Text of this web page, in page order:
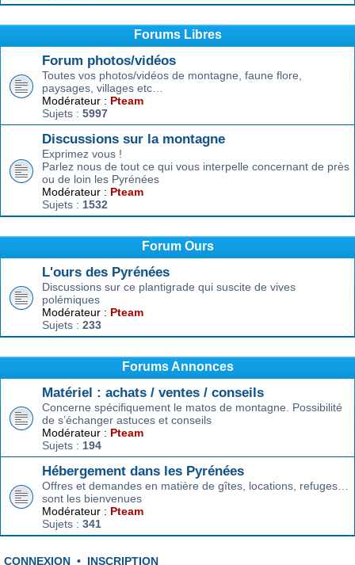
Forums Libres
Forum photos/vidéos
Toutes vos photos/vidéos de montagne, faune flore,
paysages, villages etc…
Modérateur : Pteam
Sujets : 5997
Discussions sur la montagne
Exprimez vous !
Parlez nous de tout ce qui vous interpelle concernant de près
ou de loin les Pyrénées
Modérateur : Pteam
Sujets : 1532
Forum Ours
L'ours des Pyrénées
Discussions sur ce plantigrade qui suscite de vives
polémiques
Modérateur : Pteam
Sujets : 233
Forums Annonces
Matériel : achats / ventes / conseils
Concerne spécifiquement le matos de montagne. Possibilité
de s’échanger astuces et conseils
Modérateur : Pteam
Sujets : 194
Hébergement dans les Pyrénées
Offres et demandes en matière de gîtes, locations, refuges…
sont les bienvenues
Modérateur : Pteam
Sujets : 341
CONNEXION • INSCRIPTION